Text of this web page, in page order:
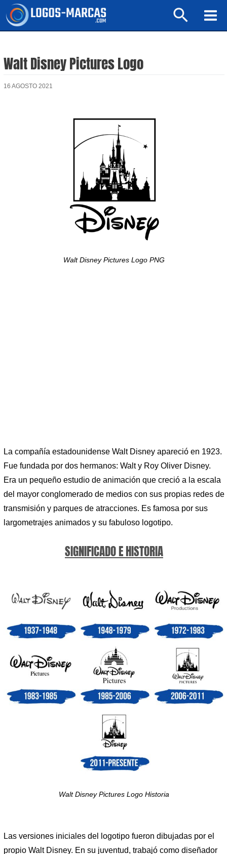
Buscar
Walt Disney Pictures Logo
16 AGOSTO 2021
Walt Disney Pictures Logo PNG
La compañía estadounidense Walt Disney apareció en 1923.
Fue fundada por dos hermanos: Walt y Roy Oliver Disney.
Era un pequeño estudio de animación que creció a la escala
del mayor conglomerado de medios con sus propias redes de
transmisión y parques de atracciones. Es famosa por sus
largometrajes animados y su fabuloso logotipo.
SIGNIFICADO E HISTORIA
Walt Disney Pictures Logo Historia
Las versiones iniciales del logotipo fueron dibujadas por el
propio Walt Disney. En su juventud, trabajó como diseñador